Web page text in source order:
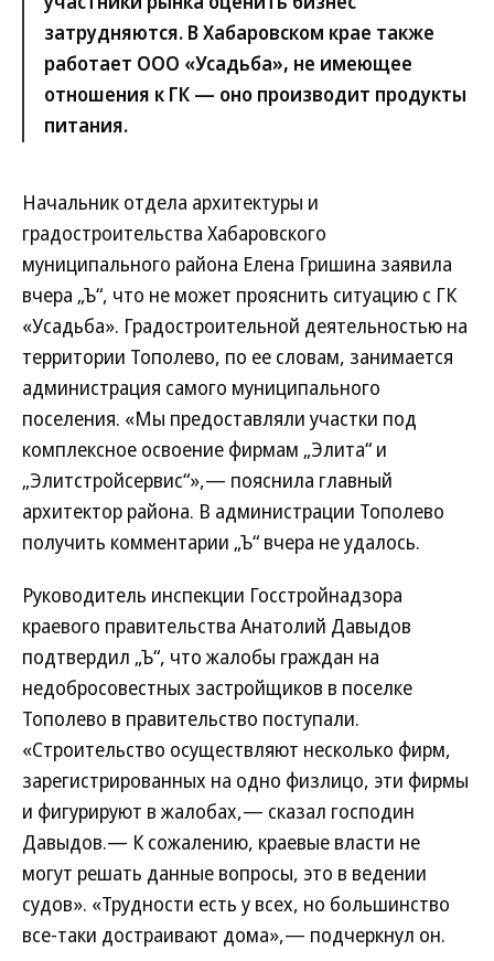
затрудняются. В Хабаровском крае также
работает ООО «Усадьба», не имеющее
отношения к ГК — оно производит продукты
питания.
Начальник отдела архитектуры и
градостроительства Хабаровского
муниципального района Елена Гришина заявила
вчера „Ъ“, что не может прояснить ситуацию с ГК
«Усадьба». Градостроительной деятельностью на
территории Тополево, по ее словам, занимается
администрация самого муниципального
поселения. «Мы предоставляли участки под
комплексное освоение фирмам „Элита“ и
„Элитстройсервис“»,— пояснила главный
архитектор района. В администрации Тополево
получить комментарии „Ъ“ вчера не удалось.
Руководитель инспекции Госстройнадзора
краевого правительства Анатолий Давыдов
подтвердил „Ъ“, что жалобы граждан на
недобросовестных застройщиков в поселке
Тополево в правительство поступали.
«Строительство осуществляют несколько фирм,
зарегистрированных на одно физлицо, эти фирмы
и фигурируют в жалобах,— сказал господин
Давыдов.— К сожалению, краевые власти не
могут решать данные вопросы, это в ведении
судов». «Трудности есть у всех, но большинство
все-таки достраивают дома»,— подчеркнул он.